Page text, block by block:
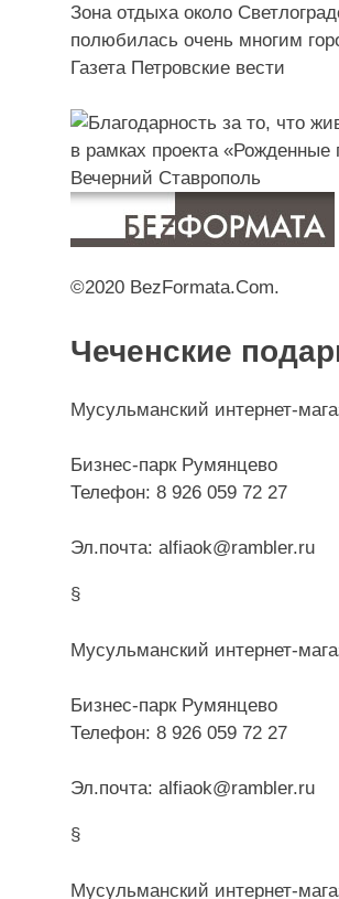
Зона отдыха около
полюбилась очень многим
Газета Петровские вести
в рамках проекта «Рожденные
Вечерний Ставрополь
©2020 BezFormata.Com.
Чеченские
Мусульманский интернет-
Бизнес-парк Румянцево
Телефон: 8 926 059 72 27
Эл.почта: alfiaok@rambler.ru
§
Мусульманский интернет-
Бизнес-парк Румянцево
Телефон: 8 926 059 72 27
Эл.почта: alfiaok@rambler.ru
§
Мусульманский интернет-